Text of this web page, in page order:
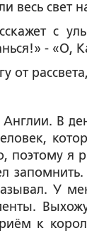
весь свет
с
- «О,
от
В
поэтому я
У
к